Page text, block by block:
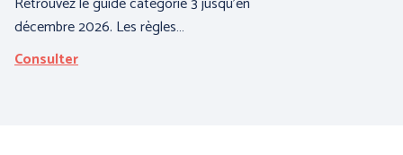
décembre 2026. Les règles…
Consulter